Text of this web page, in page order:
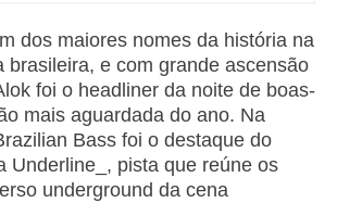
dos maiores nomes da história na
brasileira, e com grande ascensão
foi o headliner da noite de boas-
mais aguardada do ano. Na
Bass foi o destaque do
Underline_, pista que reúne os
underground da cena